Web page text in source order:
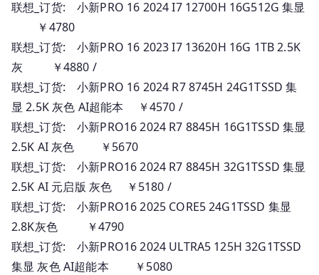
联想_订货: 小新PRO 16 2024 I7 12700H 16G512G 集显
￥4780
联想_订货: 小新PRO 16 2023 I7 13620H 16G 1TB 2.5K
灰 ￥4880 /
联想_订货: 小新PRO 16 2024 R7 8745H 24G1TSSD 集
显 2.5K 灰色 AI超能本 ￥4570 /
联想_订货: 小新PRO16 2024 R7 8845H 16G1TSSD 集显
2.5K AI 灰色 ￥5670
联想_订货: 小新PRO16 2024 R7 8845H 32G1TSSD 集显
2.5K AI 元启版 灰色 ￥5180 /
联想_订货: 小新PRO16 2025 CORE5 24G1TSSD 集显
2.8K灰色 ￥4790
联想_订货: 小新PRO16 2024 ULTRA5 125H 32G1TSSD
集显 灰色 AI超能本 ￥5080